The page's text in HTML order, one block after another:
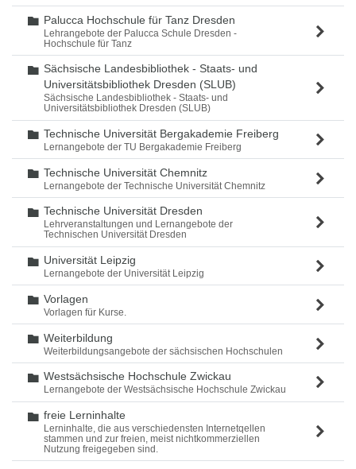
Ordner
Palucca Hochschule für Tanz Dresden
Lehrangebote der Palucca Schule Dresden -
Hochschule für Tanz
Ordner
Sächsische Landesbibliothek - Staats- und
Universitätsbibliothek Dresden (SLUB)
Sächsische Landesbibliothek - Staats- und
Universitätsbibliothek Dresden (SLUB)
Ordner
Technische Universität Bergakademie Freiberg
Lernangebote der TU Bergakademie Freiberg
Ordner
Technische Universität Chemnitz
Lernangebote der Technische Universität Chemnitz
Ordner
Technische Universität Dresden
Lehrveranstaltungen und Lernangebote der
Technischen Universität Dresden
Ordner
Universität Leipzig
Lernangebote der Universität Leipzig
Ordner
Vorlagen
Vorlagen für Kurse.
Ordner
Weiterbildung
Weiterbildungsangebote der sächsischen Hochschulen
Ordner
Westsächsische Hochschule Zwickau
Lernangebote der Westsächsische Hochschule Zwickau
Ordner
freie Lerninhalte
Lerninhalte, die aus verschiedensten Internetqellen
stammen und zur freien, meist nichtkommerziellen
Nutzung freigegeben sind.